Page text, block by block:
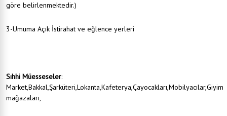
göre belirlenmektedir.)
3-Umuma Açık İstirahat ve eğlence yerleri
Sıhhi Müesseseler:
Market,Bakkal,Şarküteri,Lokanta,Kafeterya,Çayocakları,Mobilyacılar,Giyim
mağazaları,